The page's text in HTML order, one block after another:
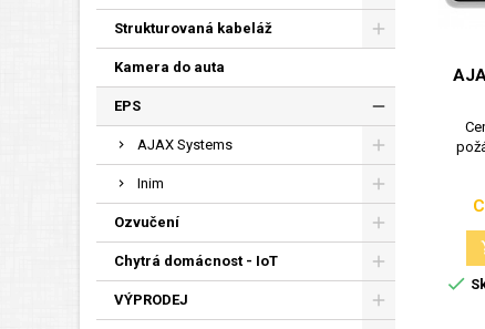
Strukturovaná kabeláž
Kamera do auta
EPS
AJAX Systems
Inim
Ozvučení
Chytrá domácnost - IoT
VÝPRODEJ
